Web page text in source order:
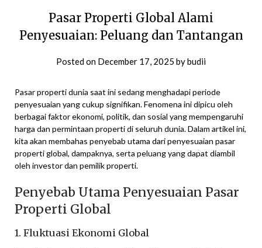
Pasar Properti Global Alami
Penyesuaian: Peluang dan Tantangan
Posted on December 17, 2025 bybudii
Pasar properti dunia saat ini sedang menghadapi periode
penyesuaian yang cukup signifikan. Fenomena ini dipicu oleh
berbagai faktor ekonomi, politik, dan sosial yang mempengaruhi
harga dan permintaan properti di seluruh dunia. Dalam artikel ini,
kita akan membahas penyebab utama dari penyesuaian pasar
properti global, dampaknya, serta peluang yang dapat diambil
oleh investor dan pemilik properti.
Penyebab Utama Penyesuaian Pasar
Properti Global
1. Fluktuasi Ekonomi Global